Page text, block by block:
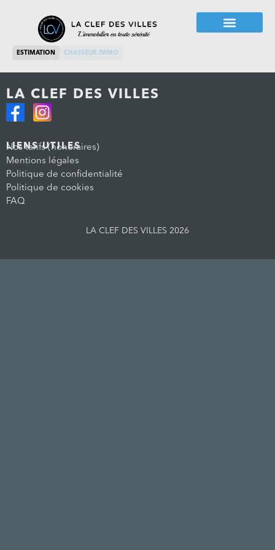
ESTIMATION CHASSEUR IMMO
LA CLEF DES VILLES
LIENS UTILES
Nos tarifs (honoraires)
Mentions légales
Politique de confidentialité
Politique de cookies
FAQ
LA CLEF DES VILLES 2026